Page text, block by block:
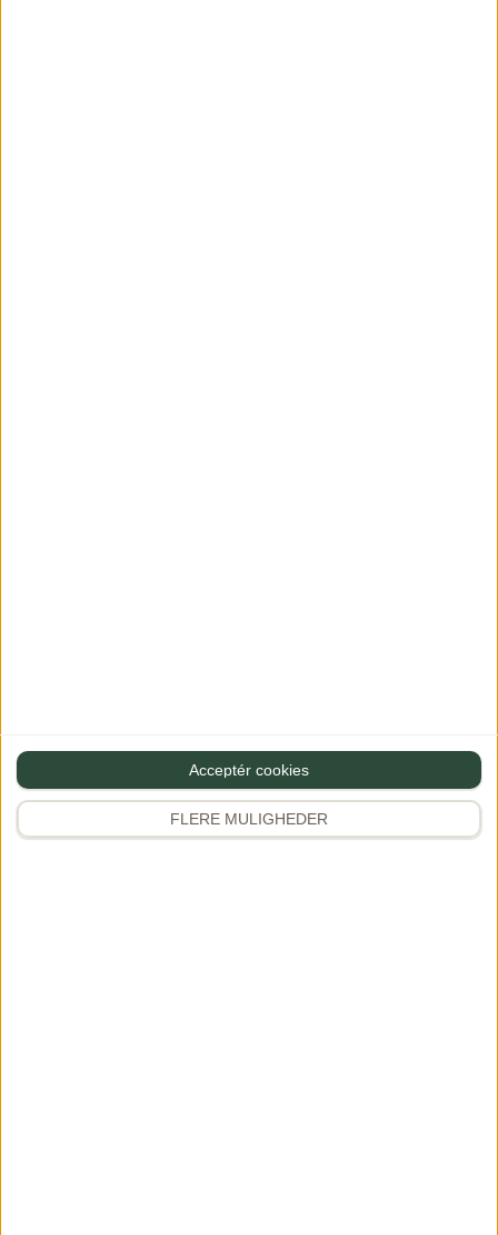
FLERE MULIGHEDER
Acceptér cookies